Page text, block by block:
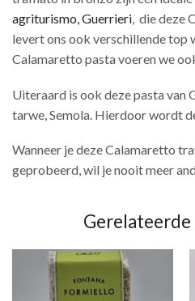
agriturismo, Guerrieri, die deze
levert ons ook verschillende top
Calamaretto pasta voeren we
Uiteraard is ook deze pasta van
tarwe, Semola. Hierdoor wordt
Wanneer je deze Calamaretto
geprobeerd, wil je nooit meer